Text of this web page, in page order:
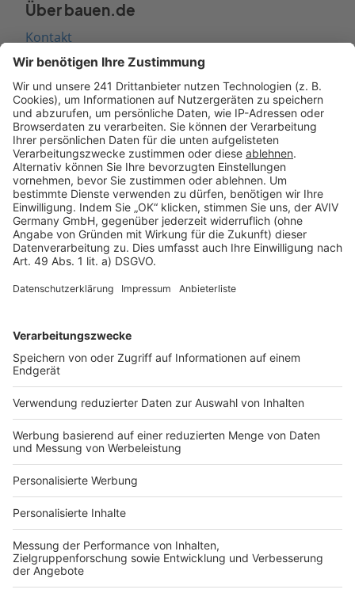
Über bauen.de
Kontakt
Seitenaufbau
Barrierefreiheit
Cookie Einstellungen
Rechtliches
AGB-Übersicht
Datenschutz
Impressum
Services
Bauprojekt-Quiz
Häuser-Suche
Hausanbieter-Suche
Bauprojekt-Profil
Für Unternehmen
Ihre Baufirma auf bauen.de
Kostenloses Infogespräch